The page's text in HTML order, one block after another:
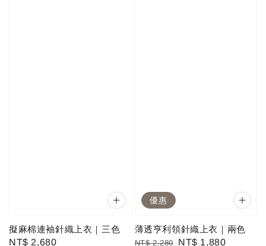
擬麻棉連袖針織上衣｜三色
Regular
NT$ 2,680
優惠
薄透亨利領針織上衣｜兩色
Regular
NT$ 2,280
Sale
NT$ 1,880